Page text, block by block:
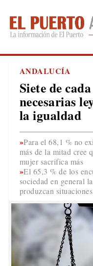
ANDALUCÍA
Siete de
necesarias
la igualdad
Para el 68,1 % no
más de la mitad cree
mujer sacrifica más
El 65,3 % de los
sociedad en general
produzcan